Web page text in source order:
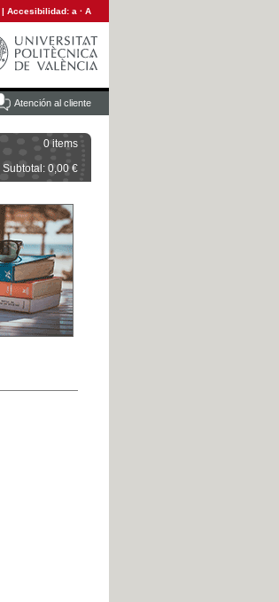
| Accesibilidad: a · A
Atención al cliente
0 items
Subtotal: 0,00 €